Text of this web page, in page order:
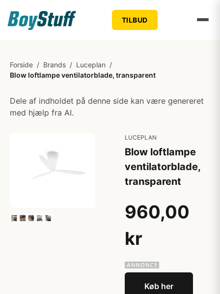
TILBUD
Forside / Brands / Luceplan /
Blow loftlampe ventilatorblade, transparent
Dele af indholdet på denne side kan være genereret
med hjælp fra AI.
LUCEPLAN
Blow loftlampe
ventilatorblade,
transparent
960,00
kr
Køb her